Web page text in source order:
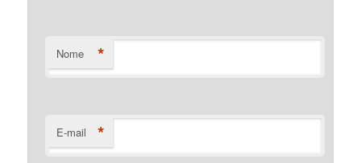
Nome *
E-mail *